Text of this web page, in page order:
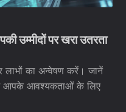
उम्मीदों पर खरा उतरता
का अन्वेषण करें। जानें
आपके आवश्यकताओं के लिए